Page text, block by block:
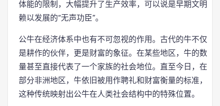
体能的限制，大幅提升了生产效率，可以说是早期文明
赖以发展的“无声功臣”。
公牛在经济体系中也有不可忽视的作用。古代的牛不仅
是耕作的伙伴，更是财富的象征。在某些地区，牛的数
量甚至直接代表了一个家族的社会地位。直至今日，在
部分非洲地区，牛依旧被用作聘礼和财富衡量的标准，
这种传统映射出公牛在人类社会结构中的特殊位置。